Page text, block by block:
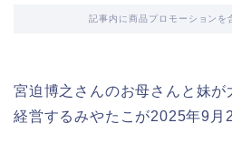
記事内に商品プロモーションを
宮迫博之さんのお母さんと妹
経営するみやたこが2025年9月